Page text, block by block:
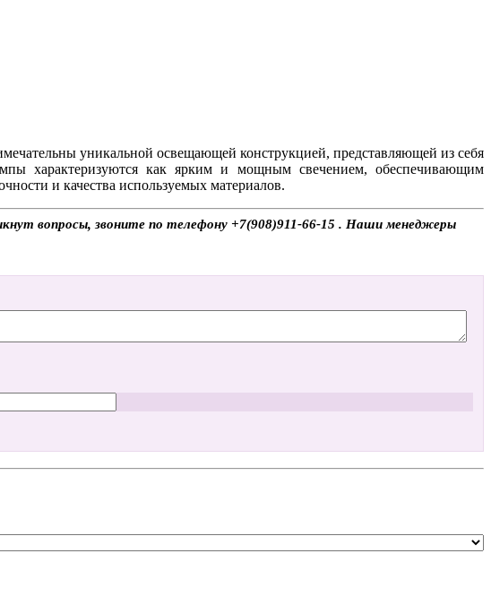
уникальной освещающей конструкцией, представляющей из себя
характеризуются как ярким и мощным свечением, обеспечивающим
и качества используемых материалов.
вопросы, звоните по телефону +7(908)911-66-15 . Наши менеджеры